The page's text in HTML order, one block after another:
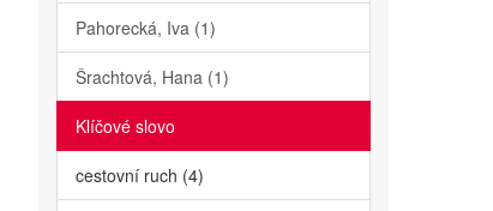
Pahorecká, Iva (1)
Šrachtová, Hana (1)
Klíčové slovo
cestovní ruch (4)